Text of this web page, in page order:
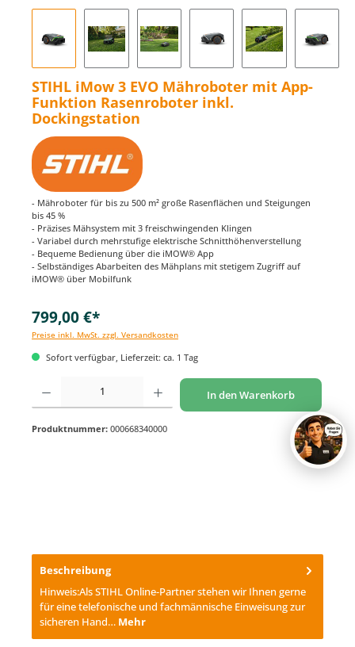
STIHL iMow 3 EVO Mähroboter mit App-
Funktion Rasenroboter inkl.
Dockingstation
- Mähroboter für bis zu 500 m² große Rasenflächen und Steigungen
bis 45 %
- Präzises Mähsystem mit 3 freischwingenden Klingen
- Variabel durch mehrstufige elektrische Schnitthöhenverstellung
- Bequeme Bedienung über die iMOW® App
- Selbständiges Abarbeiten des Mähplans mit stetigem Zugriff auf
iMOW® über Mobilfunk
799,00 €*
Preise inkl. MwSt. zzgl. Versandkosten
Sofort verfügbar, Lieferzeit: ca. 1 Tag
Produkt Anzahl: Gib den gewünschten Wert ein oder benutze die Schaltflächen um
In den Warenkorb
Produktnummer: 000668340000
Beschreibung
Hinweis:Als STIHL Online-Partner stehen wir Ihnen gerne
für eine telefonische und fachmännische Einweisung zur
sicheren Hand… Mehr